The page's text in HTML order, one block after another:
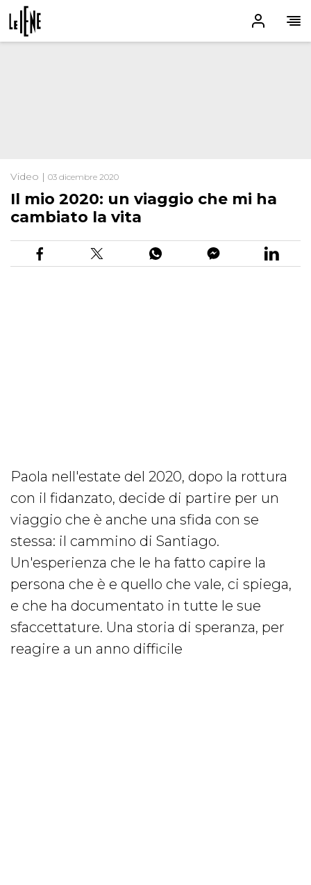
Video | 03 dicembre 2020
Il mio 2020: un viaggio che mi ha
cambiato la vita
Paola nell'estate del 2020, dopo la rottura
con il fidanzato, decide di partire per un
viaggio che è anche una sfida con se
stessa: il cammino di Santiago.
Un'esperienza che le ha fatto capire la
persona che è e quello che vale, ci spiega,
e che ha documentato in tutte le sue
sfaccettature. Una storia di speranza, per
reagire a un anno difficile